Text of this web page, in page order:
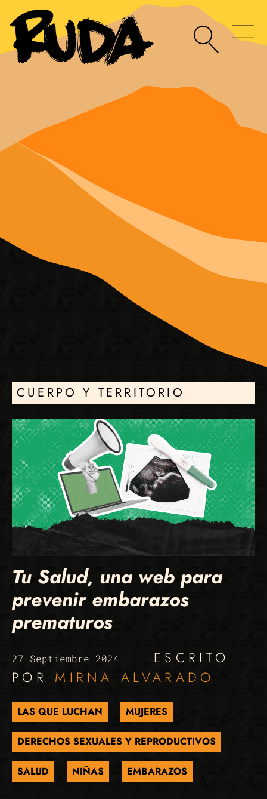
CUERPO Y TERRITORIO
Tu Salud, una web para
prevenir embarazos
prematuros
27 Septiembre 2024
ESCRITO
POR MIRNA ALVARADO
LAS QUE LUCHAN MUJERES
DERECHOS SEXUALES Y REPRODUCTIVOS
SALUD NIÑAS EMBARAZOS